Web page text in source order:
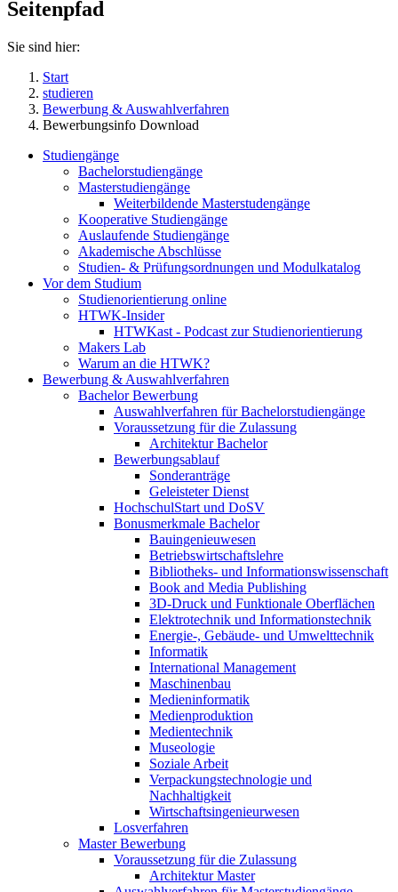
Seitenpfad
Sie sind hier:
Start
studieren
Bewerbung & Auswahlverfahren
Bewerbungsinfo Download
Studiengänge
Bachelorstudiengänge
Masterstudiengänge
Weiterbildende Masterstudengänge
Kooperative Studiengänge
Auslaufende Studiengänge
Akademische Abschlüsse
Studien- & Prüfungsordnungen und Modulkatalog
Vor dem Studium
Studienorientierung online
HTWK-Insider
HTWKast - Podcast zur Studienorientierung
Makers Lab
Warum an die HTWK?
Bewerbung & Auswahlverfahren
Bachelor Bewerbung
Auswahlverfahren für Bachelorstudiengänge
Voraussetzung für die Zulassung
Architektur Bachelor
Bewerbungsablauf
Sonderanträge
Geleisteter Dienst
HochschulStart und DoSV
Bonusmerkmale Bachelor
Bauingenieuwesen
Betriebswirtschaftslehre
Bibliotheks- und Informationswissenschaft
Book and Media Publishing
3D-Druck und Funktionale Oberflächen
Elektrotechnik und Informationstechnik
Energie-, Gebäude- und Umwelttechnik
Informatik
International Management
Maschinenbau
Medieninformatik
Medienproduktion
Medientechnik
Museologie
Soziale Arbeit
Verpackungstechnologie und
Nachhaltigkeit
Wirtschaftsingenieurwesen
Losverfahren
Master Bewerbung
Voraussetzung für die Zulassung
Architektur Master